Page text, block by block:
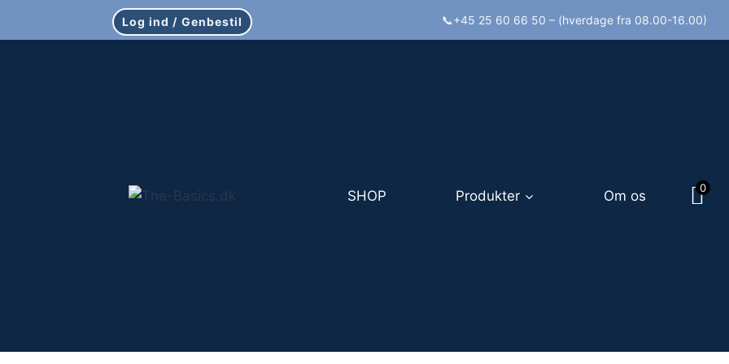
Log ind / Genbestil 📞+45 25 60 66 50 – (hverdage fra 08.00-16.00)
SHOP Produkter Om os 0